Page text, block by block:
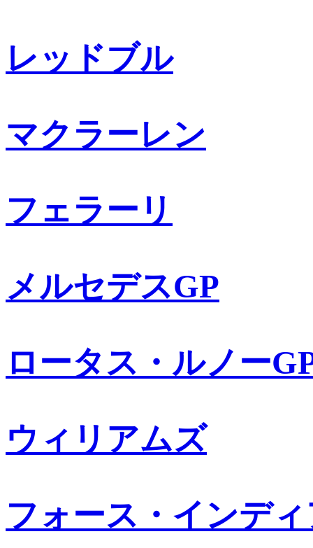
レッドブル
マクラーレン
フェラーリ
メルセデスGP
ロータス・ルノー
ウィリアムズ
フォース・インデ